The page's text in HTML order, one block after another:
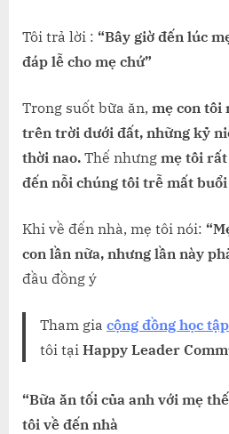
Tôi trả lời : “Bây giờ đến lúc
đáp lễ cho mẹ chứ”
Trong suốt bữa ăn, mẹ con tôi
trên trời dưới đất, những kỷ
thời nao. Thế nhưng mẹ tôi
đến nỗi chúng tôi trễ mất
Khi về đến nhà, mẹ tôi nói:
con lần nữa, nhưng lần này
đầu đồng ý
Tham gia cộng đồng học
tôi tại Happy Leader
“Bữa ăn tối của anh với mẹ
tôi về đến nhà